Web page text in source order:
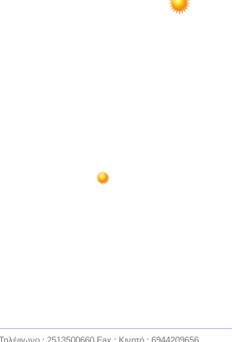
: 2513500660 Fax : Κινητό : 6944209656